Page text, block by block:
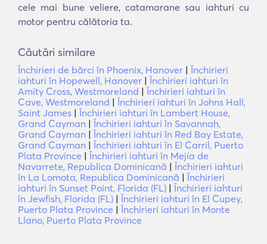
cele mai bune veliere, catamarane sau iahturi cu
motor pentru călătoria ta.
Căutări similare
Închirieri de bărci în Phoenix, Hanover | Închirieri
iahturi în Hopewell, Hanover | Închirieri iahturi în
Amity Cross, Westmoreland | Închirieri iahturi în
Cave, Westmoreland | Închirieri iahturi în Johns Hall,
Saint James | Închirieri iahturi în Lambert House,
Grand Cayman | Închirieri iahturi în Savannah,
Grand Cayman | Închirieri iahturi în Red Bay Estate,
Grand Cayman | Închirieri iahturi în El Carril, Puerto
Plata Province | Închirieri iahturi în Mejía de
Navarrete, Republica Dominicană | Închirieri iahturi
în La Lomota, Republica Dominicană | Închirieri
iahturi în Sunset Point, Florida (FL) | Închirieri iahturi
în Jewfish, Florida (FL) | Închirieri iahturi în El Cupey,
Puerto Plata Province | Închirieri iahturi în Monte
Llano, Puerto Plata Province